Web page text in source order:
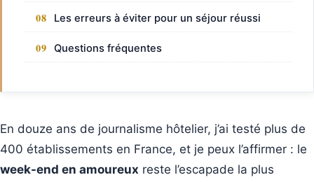
Les erreurs à éviter pour un séjour réussi
Questions fréquentes
En douze ans de journalisme hôtelier, j’ai testé plus de
400 établissements en France, et je peux l’affirmer : le
week-end en amoureux reste l’escapade la plus